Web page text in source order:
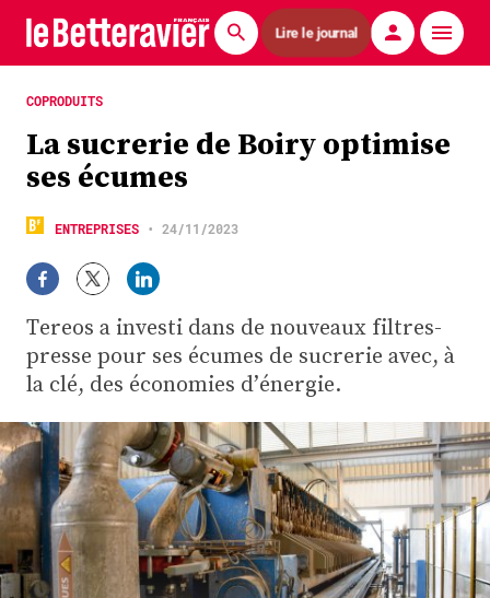
Lire le journal
Actualités
Économie
Agronomie
La technique ITB
Pommes de terre
Guides pratiques
Chasse
Plus
Abonnez-vous
COPRODUITS
La sucrerie de Boiry optimise
ses écumes
ENTREPRISES • 24/11/2023
Tereos a investi dans de nouveaux filtres-
presse pour ses écumes de sucrerie avec, à
la clé, des économies d’énergie.